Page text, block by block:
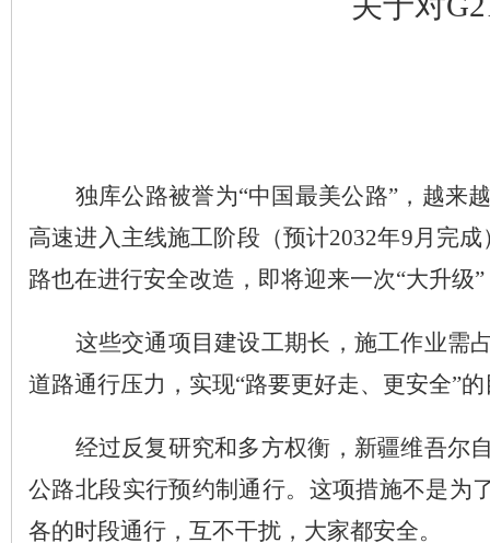
独库公路被誉为“中国最美公路” ，越来
高速进入主线施工阶段（预计2032年9月完
路也在进行安全改造，即将迎来一次“大升级”
这些交通项目建设工期长，施工作业需
道路通行压力，实现“路要更好走、更安全”
经过反复研究和多方权衡，新疆维吾尔
公路北段实行预约制通行。这项措施不是为
各的时段通行，互不干扰，大家都安全。